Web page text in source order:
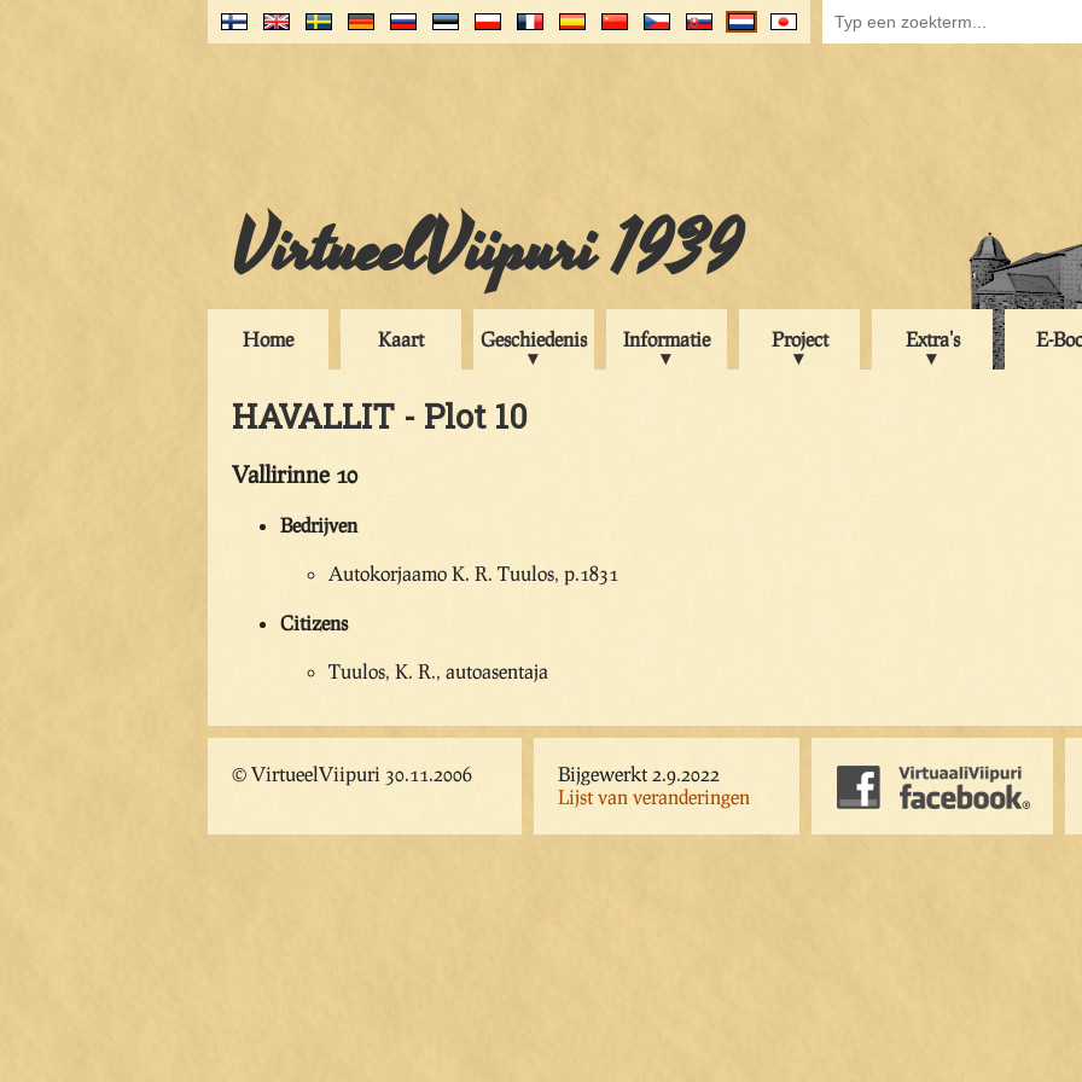
VirtueelViipuri 1939
Home Kaart Geschiedenis Informatie Project Extra's E-
HAVALLIT - Plot 10
Vallirinne 10
Bedrijven
Autokorjaamo K. R. Tuulos, p.1831
Citizens
Tuulos, K. R., autoasentaja
© VirtueelViipuri 30.11.2006
Bijgewerkt 2.9.2022
Lijst van veranderingen